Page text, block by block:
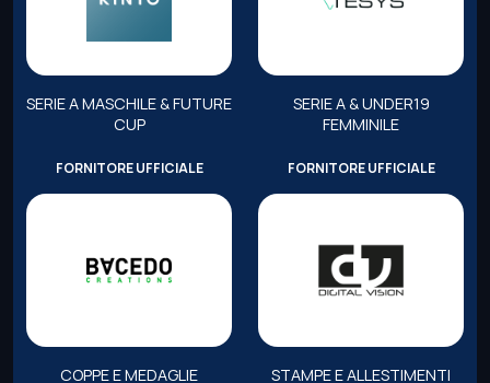
SERIE A MASCHILE & FUTURE
CUP
SERIE A & UNDER19
FEMMINILE
FORNITORE UFFICIALE
COPPE E MEDAGLIE
FORNITORE UFFICIALE
STAMPE E ALLESTIMENTI